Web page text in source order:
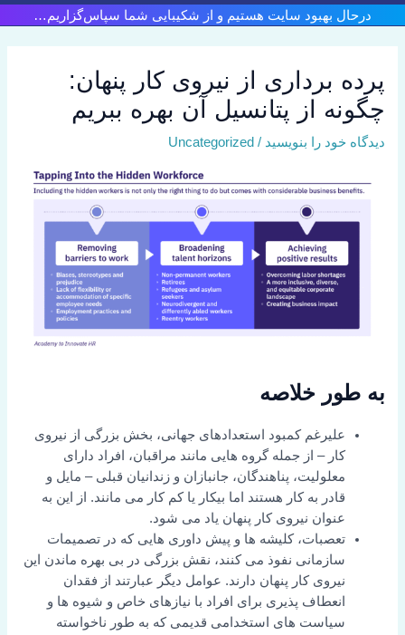
پرش
به
درحال بهبود سایت هستیم و از شکیبایی شما سپاس‌گزاریم…
پرده برداری از نیروی کار پنهان:
چگونه از پتانسیل آن بهره ببریم
دیدگاه‌ خود را بنویسید /
Uncategorized
به طور خلاصه
علیرغم کمبود استعدادهای جهانی، بخش بزرگی از نیروی
کار – از جمله گروه هایی مانند مراقبان، افراد دارای
معلولیت، پناهندگان، جانبازان و زندانیان قبلی – مایل و
قادر به کار هستند اما بیکار یا کم کار می مانند. از این به
عنوان نیروی کار پنهان یاد می شود.
تعصبات، کلیشه ها و پیش داوری هایی که در تصمیمات
سازمانی نفوذ می کنند، نقش بزرگی در بی بهره ماندن این
نیروی کار پنهان دارند. عوامل دیگر عبارتند از فقدان
انعطاف پذیری برای افراد با نیازهای خاص و شیوه ها و
سیاست های استخدامی قدیمی که به طور ناخواسته